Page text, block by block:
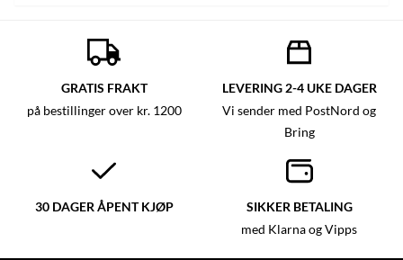
GRATIS FRAKT
på bestillinger over kr. 1200
LEVERING 2-4 UKE DAGER
Vi sender med PostNord og
Bring
30 DAGER ÅPENT KJØP SIKKER BETALING
med Klarna og Vipps